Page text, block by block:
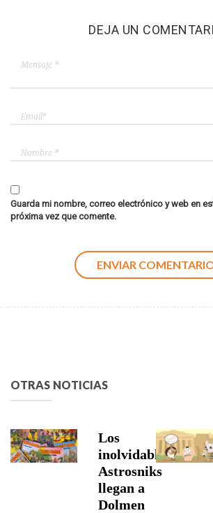
DEJA UN
Guarda mi nombre, correo electrónico y web en
próxima vez que comente.
OTRAS NOTICIAS
Los
inolvidables
Astrosniks
llegan a
Dolmen